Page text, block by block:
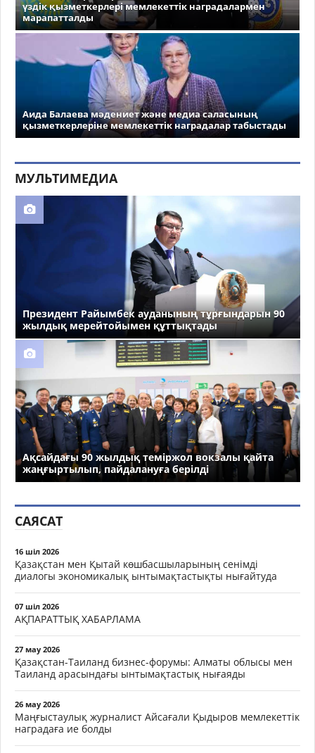
үздік қызметкерлері мемлекеттік наградалармен
марапатталды
Аида Балаева мәдениет және медиа саласының
қызметкерлеріне мемлекеттік наградалар табыстады
МУЛЬТИМЕДИА
Президент Райымбек ауданының тұрғындарын 90
жылдық мерейтойымен құттықтады
Ақсайдағы 90 жылдық теміржол вокзалы қайта
жаңғыртылып, пайдалануға берілді
САЯСАТ
16 шіл 2026
Қазақстан мен Қытай көшбасшыларының сенімді
диалогы экономикалық ынтымақтастықты нығайтуда
07 шіл 2026
АҚПАРАТТЫҚ ХАБАРЛАМА
27 мау 2026
Қазақстан-Таиланд бизнес-форумы: Алматы облысы мен
Таиланд арасындағы ынтымақтастық нығаяды
26 мау 2026
Маңғыстаулық журналист Айсағали Қыдыров мемлекеттік
наградаға ие болды